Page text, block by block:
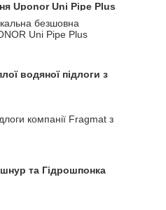
Uponor Uni Pipe Plus
безшовна
Uni Pipe Plus
водяної підлоги з
компанії Fragmat з
та Гідрошпонка